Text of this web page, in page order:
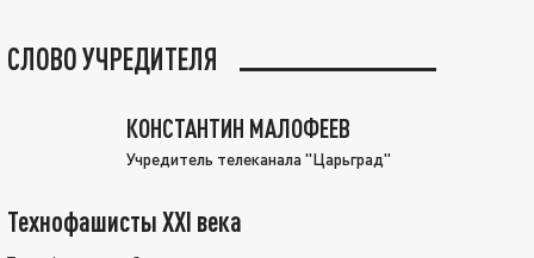
СЛОВО УЧРЕДИТЕЛЯ
КОНСТАНТИН МАЛОФЕЕВ
Учредитель телеканала "Царьград"
Технофашисты XXI века